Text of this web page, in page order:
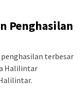
Penghasilan
terbesar
Halilintar